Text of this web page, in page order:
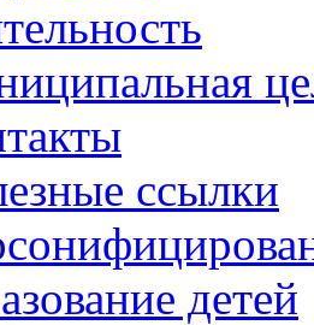
ссылки
детей